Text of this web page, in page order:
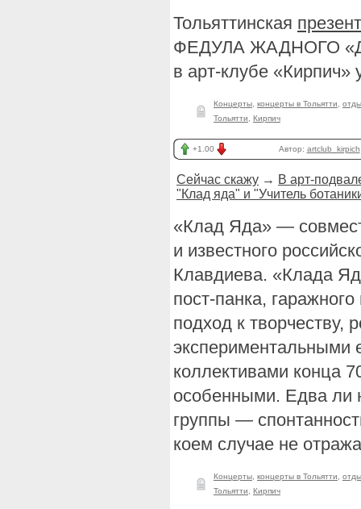
Тольяттинская
ФЕДУЛА ЖАДНОГО
в арт-клубе
Концерты концерты в Тольятти
Тольятти
Кирпич
+1.00 Автор: artclub_kirpich
Сейчас скажу → В арт-
"Клад яда" и "Учитель
«Клад Яда» —
и известного
Клавдиева. «Клада
пост-панка,
подход к
экспериментальными
коллективами конца
особенными. Едва ли
группы —
коем случае не
Концерты концерты в Тольятти
Тольятти
Кирпич